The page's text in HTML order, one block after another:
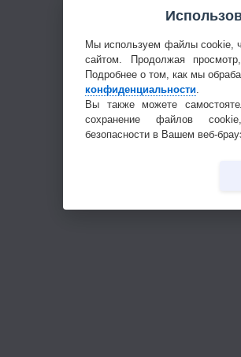
Мы используем файлы cookie,
сайтом. Продолжая
Подробнее о том, как мы
конфиденциальности
Вы также можете
сохранение файлов
безопасности в Вашем веб-